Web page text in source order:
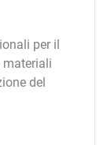
per il
materiali
del